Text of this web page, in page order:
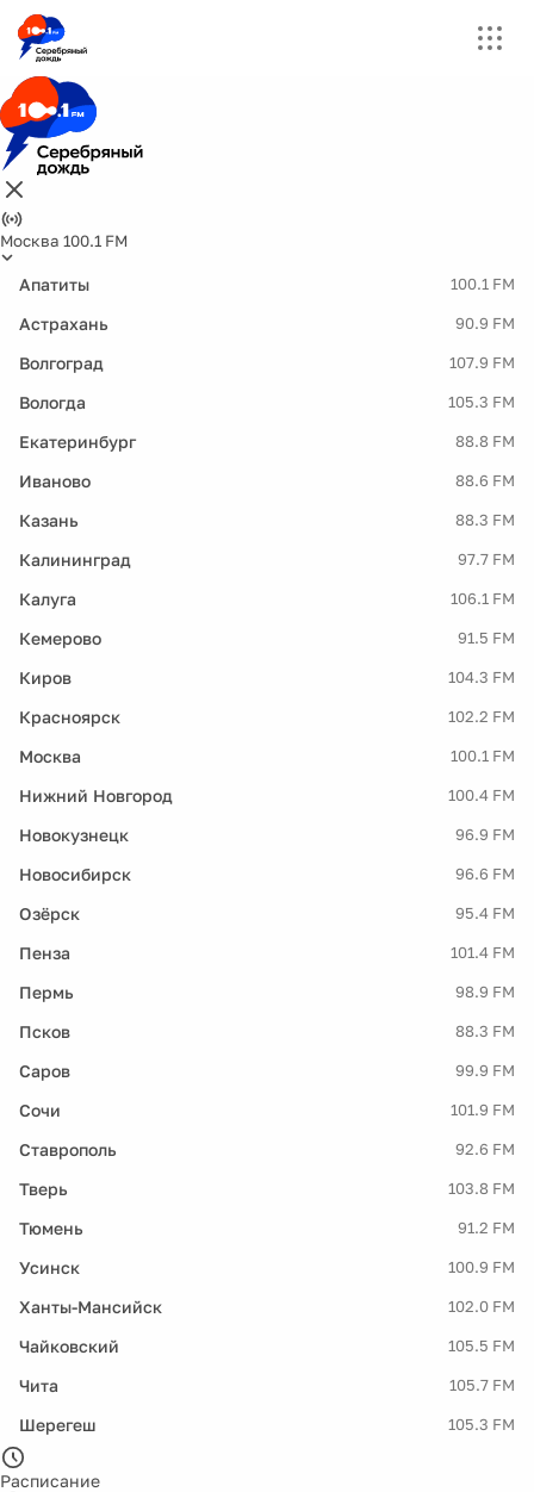
Москва 100.1 FM
Апатиты 100.1 FM
Астрахань 90.9 FM
Волгоград 107.9 FM
Вологда 105.3 FM
Екатеринбург 88.8 FM
Иваново 88.6 FM
Казань 88.3 FM
Калининград 97.7 FM
Калуга 106.1 FM
Кемерово 91.5 FM
Киров 104.3 FM
Красноярск 102.2 FM
Москва 100.1 FM
Нижний Новгород 100.4 FM
Новокузнецк 96.9 FM
Новосибирск 96.6 FM
Озёрск 95.4 FM
Пенза 101.4 FM
Пермь 98.9 FM
Псков 88.3 FM
Саров 99.9 FM
Сочи 101.9 FM
Ставрополь 92.6 FM
Тверь 103.8 FM
Тюмень 91.2 FM
Усинск 100.9 FM
Ханты-Мансийск 102.0 FM
Чайковский 105.5 FM
Чита 105.7 FM
Шерегеш 105.3 FM
Расписание